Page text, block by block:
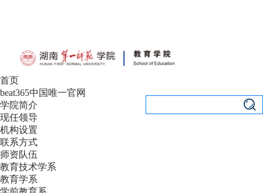
首页
beat365中国唯一官网
学院简介
现任领导
机构设置
联系方式
师资队伍
教育技术学系
教育学系